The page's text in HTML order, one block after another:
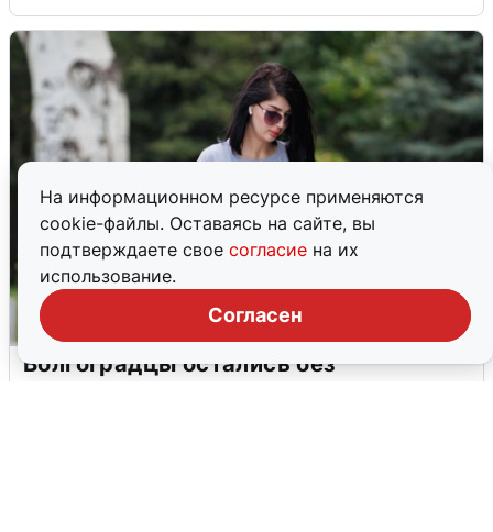
На информационном ресурсе применяются
cookie-файлы. Оставаясь на сайте, вы
подтверждаете свое согласие на их
использование.
Согласен
Волгоградцы остались без